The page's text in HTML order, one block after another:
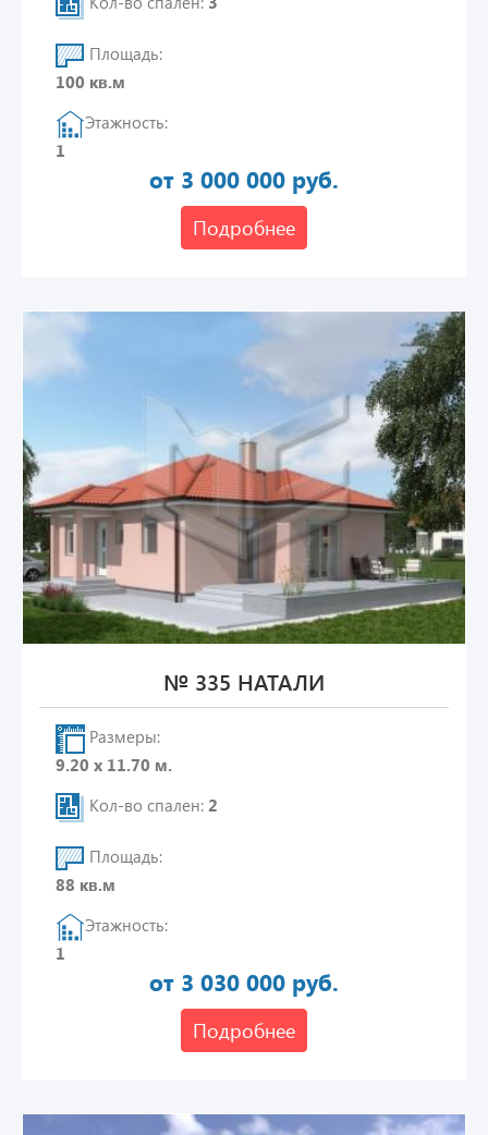
Площадь:
100 кв.м
Этажность:
1
от 3 000 000 руб.
Подробнее
№ 335 НАТАЛИ
Размеры:
9.20 х 11.70 м.
Кол-во спален: 2
Площадь:
88 кв.м
Этажность:
1
от 3 030 000 руб.
Подробнее